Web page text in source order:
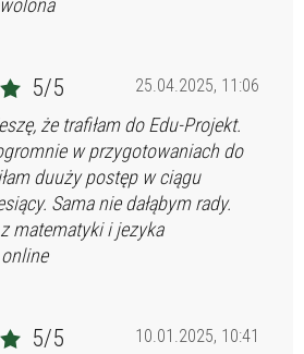
25.04.2025, 11:06
5/5
że trafiłam do Edu-Projekt.
w przygotowaniach do
duuży postęp w ciągu
Sama nie dałąbym rady.
matematyki i jezyka
10.01.2025, 10:41
5/5